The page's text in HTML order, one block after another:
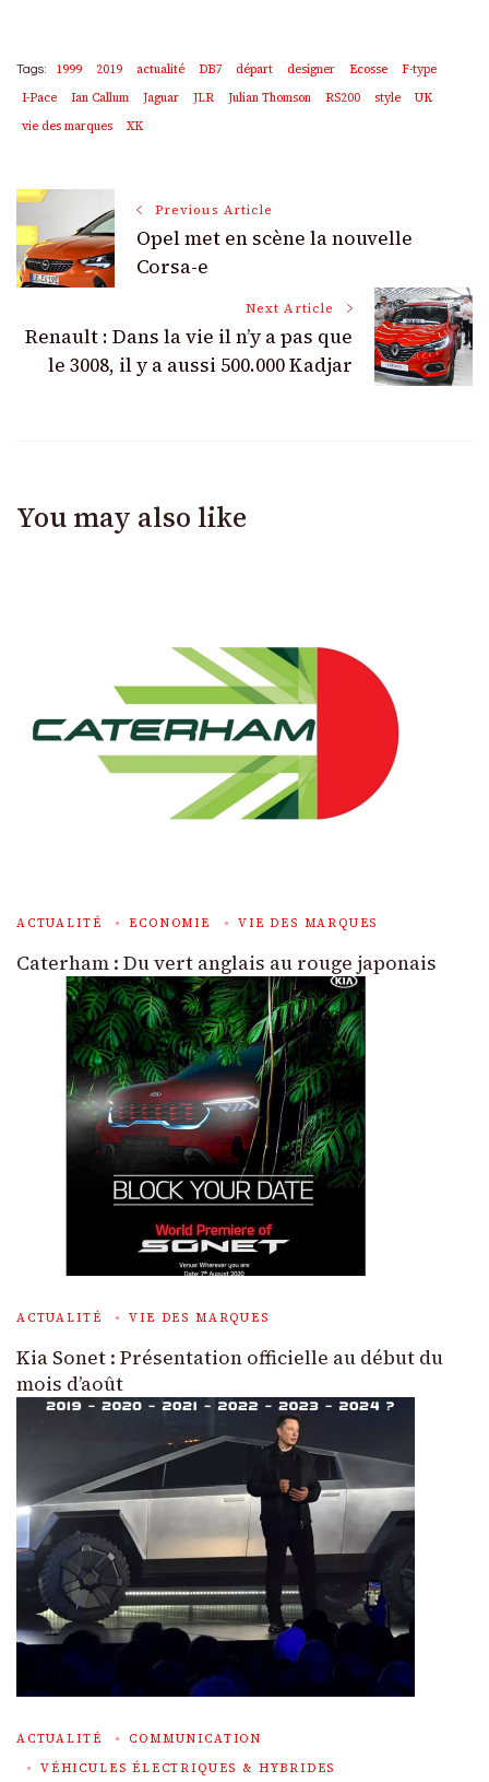
Tags: 1999 2019 actualité DB7 départ designer Ecosse
F-type
I-Pace
Ian Callum Jaguar JLR Julian Thomson RS200 style
UK
vie des marques
XK
Post
Navigation
Previous Article
Opel met en scène la nouvelle
Corsa-e
Next Article
Renault : Dans la vie il n’y a pas que
le 3008, il y a aussi 500.000 Kadjar
You may also like
ACTUALITÉ ECONOMIE VIE DES MARQUES
Caterham : Du vert anglais au rouge japonais
ACTUALITÉ VIE DES MARQUES
Kia Sonet : Présentation officielle au début du
mois d’août
ACTUALITÉ
COMMUNICATION
VÉHICULES ÉLECTRIQUES & HYBRIDES